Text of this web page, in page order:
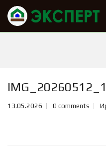
13.05.2026 0 comments